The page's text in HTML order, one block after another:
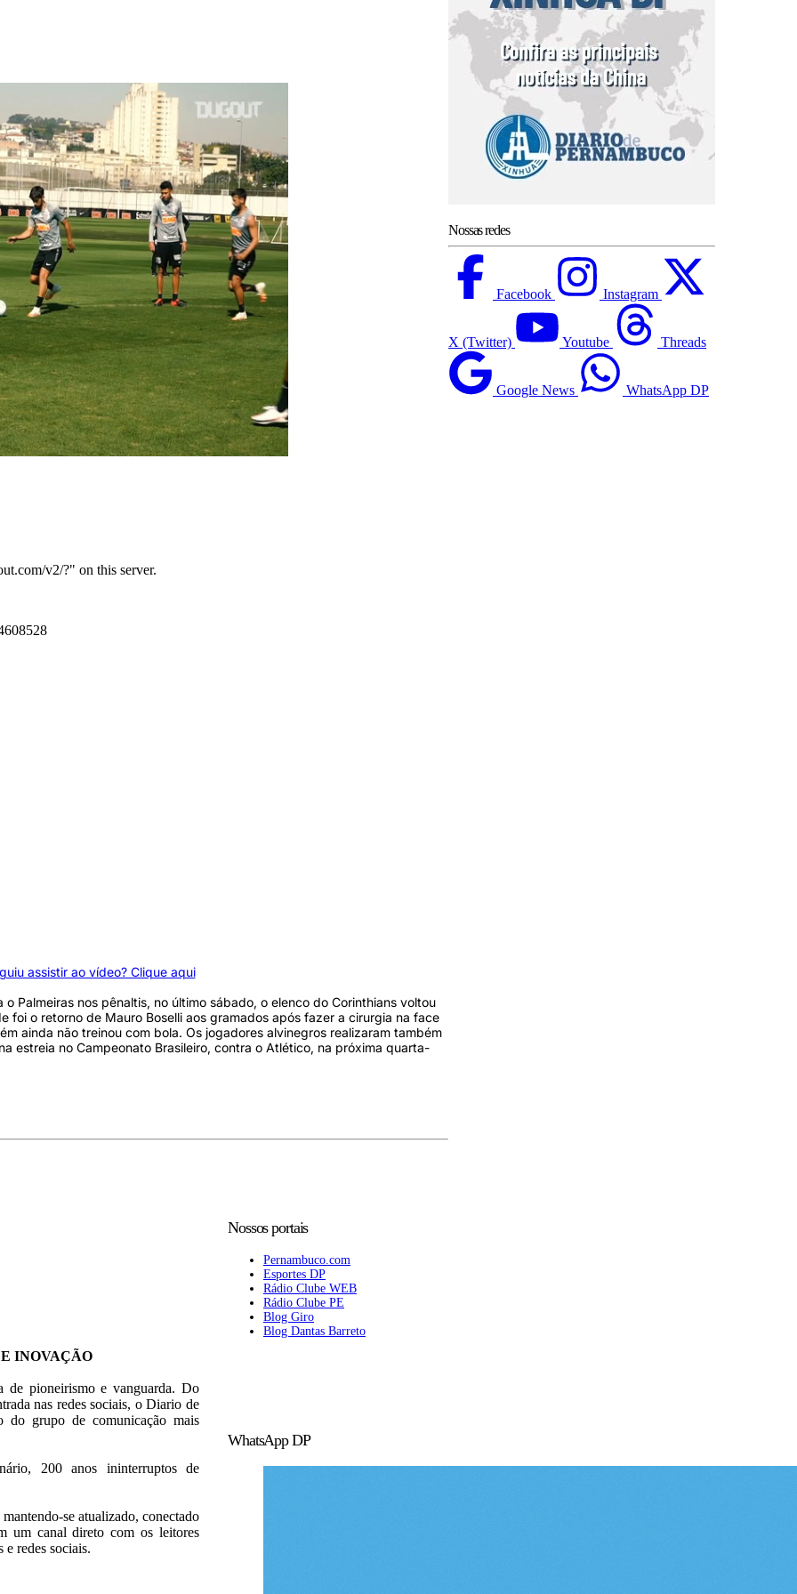
assistir ao vídeo? Clique aqui
Palmeiras nos pênaltis, no último sábado, o elenco do Corinthians voltou
o retorno de Mauro Boselli aos gramados após fazer a cirurgia na face
ainda não treinou com bola. Os jogadores alvinegros realizaram também
estreia no Campeonato Brasileiro, contra o Atlético, na próxima quarta-
Nossas redes
Facebook Instagram
X (Twitter) Youtube Threads
Google News WhatsApp DP
INOVAÇÃO
de pioneirismo e vanguarda. Do
nas redes sociais, o Diario de
do grupo de comunicação mais
200 anos ininterruptos de
se atualizado, conectado
um canal direto com os leitores
redes sociais.
Nossos portais
Pernambuco.com
Esportes DP
Rádio Clube WEB
Rádio Clube PE
Blog Giro
Blog Dantas Barreto
WhatsApp DP